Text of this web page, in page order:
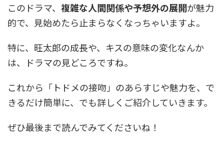
このドラマ、 複雑な人間関係や予想外の展開が魅力
的で、見始めたら止まらなくなっちゃいますよ。
特に、旺太郎の成長や、キスの意味の変化なんか
は、ドラマの見どころですね。
これから「トドメの接吻」のあらすじや魅力を、で
きるだけ簡単に、でも詳しくご紹介していきます。
ぜひ最後まで読んでみてくださいね！